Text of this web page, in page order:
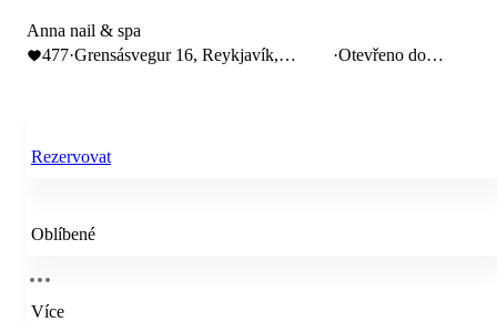
Anna nail & spa
477·Grensásvegur 16, Reykjavík,
·Otevřeno do
Rezervovat
Oblíbené
Více